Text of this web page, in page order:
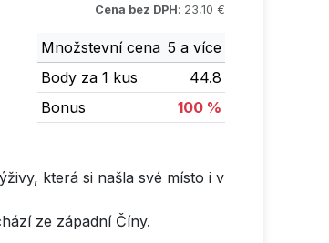
Cena bez DPH: 23,10 €
Množstevní cena 5 a více
Body za 1 kus
44.8
Bonus
100 %
která si našla své místo i v
ze západní Číny.